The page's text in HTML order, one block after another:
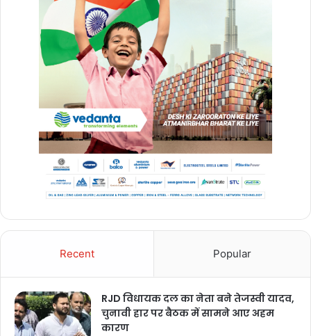
Recent Popular
RJD विधायक दल का नेता बने तेजस्वी यादव,
चुनावी हार पर बैठक में सामने आए अहम
कारण